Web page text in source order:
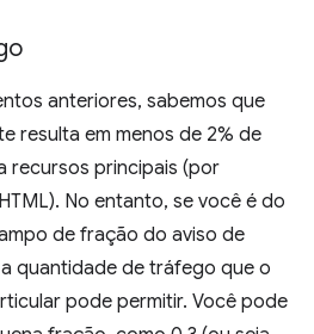
anteriores, sabemos que
resulta em menos de 2% de
recursos principais (por
No entanto, se você é do
de fração do aviso de
quantidade de tráfego que o
pode permitir. Você pode